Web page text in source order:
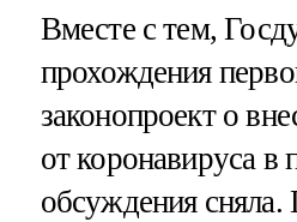
Вместе с тем,
прохождения
законопроект о
от коронавируса в
обсуждения